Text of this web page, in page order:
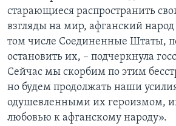
старающиеся распространить
взгляды на мир, афганский
том числе Соединенные Штаты,
остановить их, – подчеркнула
Сейчас мы скорбим по этим
но будем продолжать наши
одушевленными их героизмом,
любовью к афганскому народу».